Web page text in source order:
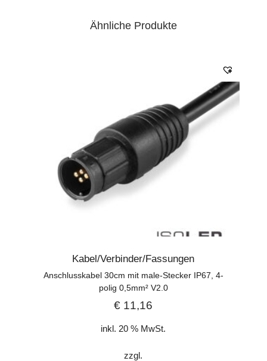
Ähnliche Produkte
Kabel/Verbinder/Fassungen
Anschlusskabel 30cm mit male-Stecker IP67, 4-
polig 0,5mm² V2.0
€ 11,16
inkl. 20 % MwSt.
zzgl.